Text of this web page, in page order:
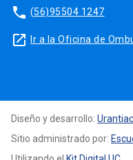
phone (56)95504 1247
launch Ir a la Oficina de
Diseño y desarrollo:
Sitio administrado por: